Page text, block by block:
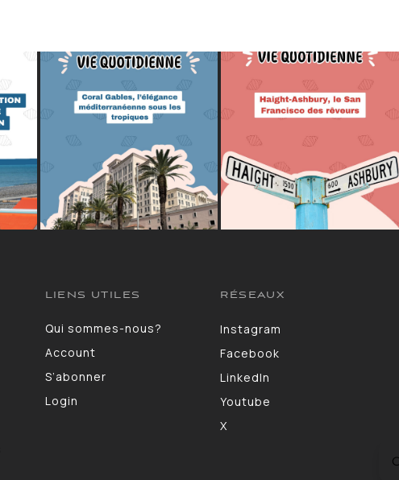
LIENS UTILES
Qui sommes-nous?
Account
S’abonner
Login
RÉSEAUX
Instagram
Facebook
LinkedIn
Youtube
X